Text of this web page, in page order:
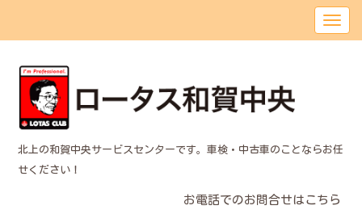
北上の和賀中央サービスセンターです。車検・中古車のことならお任
せください！
お電話でのお問合せはこちら